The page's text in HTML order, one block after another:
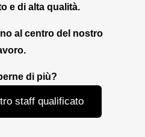
e di alta qualità.
al centro del nostro
di più?
staff qualificato